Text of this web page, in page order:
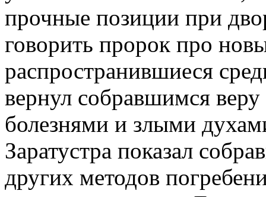
прочные позиции при
говорить пророк про
распространившиеся
вернул собравшимся
болезнями и злыми
Заратустра показал
других методов